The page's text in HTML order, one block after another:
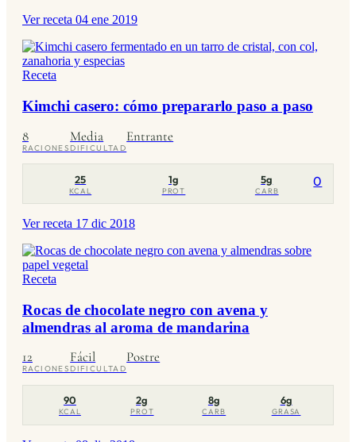
Ver receta 04 ene 2019
Receta
Kimchi casero: cómo prepararlo paso a paso
8
RACIONES
Media
DIFICULTAD
Entrante
25
KCAL
1g
PROT
5g
CARB
0
Ver receta 17 dic 2018
Receta
Rocas de chocolate negro con avena y
almendras al aroma de mandarina
12
RACIONES
Fácil
DIFICULTAD
Postre
90
KCAL
2g
PROT
8g
CARB
6g
GRASA